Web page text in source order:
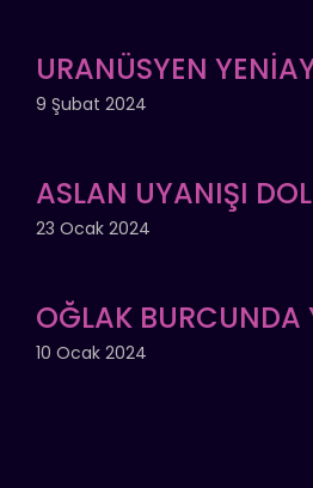
URANÜSYEN
9 Şubat 2024
ASLAN UYANIŞI
23 Ocak 2024
OĞLAK BURCUNDA
10 Ocak 2024